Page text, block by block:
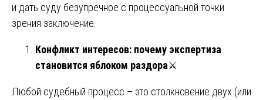
и дать суду безупречное с процессуальной точки
зрения заключение.
Конфликт интересов: почему экспертиза
становится яблоком раздора⚔️
Любой судебный процесс – это столкновение двух (или